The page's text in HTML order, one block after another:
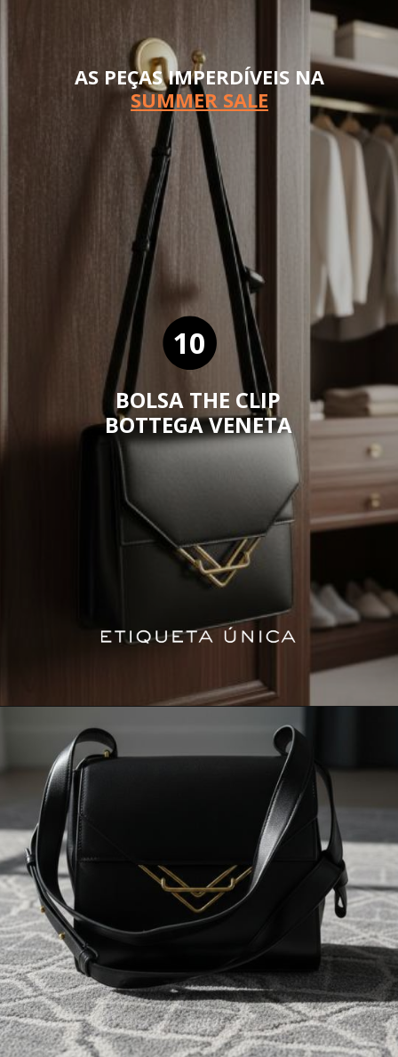
BOLSA THE CLIP
BOTTEGA VENETA
10
AS PEÇAS IMPERDÍVEIS NA
SUMMER SALE